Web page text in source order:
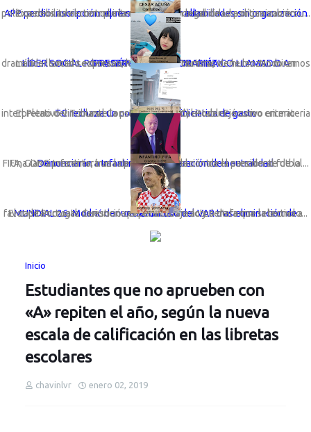
APP perdió inscripción: el riesgo de elegir autoridades sin organización que responda por ellas
Expertos advierten que la desaparición legal de una organización política debilita el control interno y la responsabilidad política sobre su...
LÍDER SOCIAL ROSA GÓMEZ LANZA DRAMÁTICO LLAMADO A PRESERVAR LA VIDA MARINA
La líder social sechurana; Rosa Gómez Nunura, viene lanzando un dramático llamado expresando: “Basta de cortinas de humo. No miremos a otro ...
TC rechaza un congreso con iniciativa de gasto
El Pleno del Tribunal Constitucional (TC) estableció como criterio interpretativo vinculante la preeminencia del Poder Ejecutivo en materia ...
Denunciarán a Infantino por vulneración de neutralidad
Una ONG presentará una denuncia formal contra el presidente de la FIFA, Gianni Infantino, tras la polémica anulación de la sanción al futbol...
MUNDIAL 26: Modrić denuncia mal uso del VAR tras eliminación de Croacia
El capitán croata denunció que el arbitraje actuó de forma selectiva a favor de Portugal. Cuestiona el penal cobrado y señala que la tecnolo...
Inicio
Estudiantes que no aprueben con
«A» repiten el año, según la nueva
escala de calificación en las libretas
escolares
chavinlvr enero 02, 2019